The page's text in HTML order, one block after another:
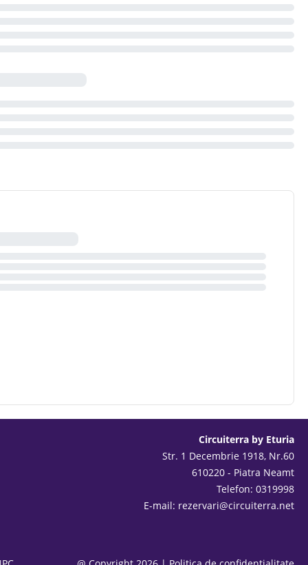
Circuiterra by Eturia
Str. 1 Decembrie 1918, Nr.60
610220 - Piatra Neamt
Telefon: 0319998
E-mail: rezervari@circuiterra.net